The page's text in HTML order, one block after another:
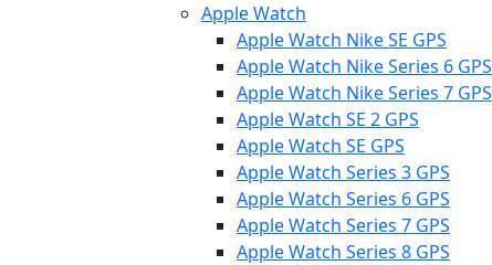
Apple Watch
Apple Watch Nike SE GPS
Apple Watch Nike Series 6 GPS
Apple Watch Nike Series 7 GPS
Apple Watch SE 2 GPS
Apple Watch SE GPS
Apple Watch Series 3 GPS
Apple Watch Series 6 GPS
Apple Watch Series 7 GPS
Apple Watch Series 8 GPS